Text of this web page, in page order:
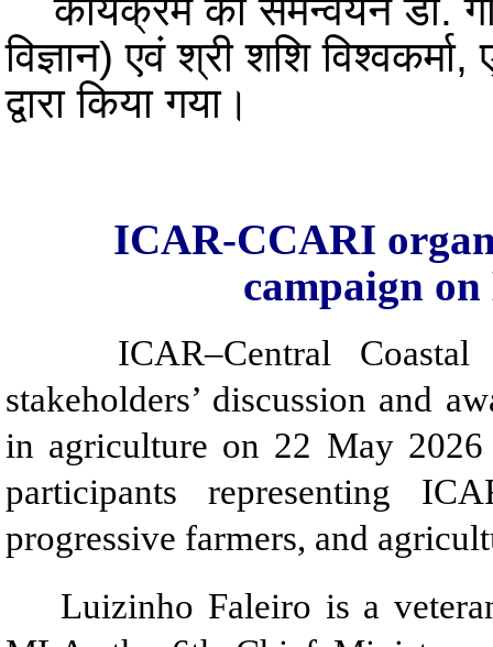
कार्यक्रम का समन्वयन डॉ.
विज्ञान) एवं श्री शशि
द्वारा किया गया।
ICAR-CCARI
campaign
ICAR–Central Coastal
stakeholders’ discussion and
in agriculture on 22 May
participants representing
progressive farmers, and
Luizinho Faleiro is a